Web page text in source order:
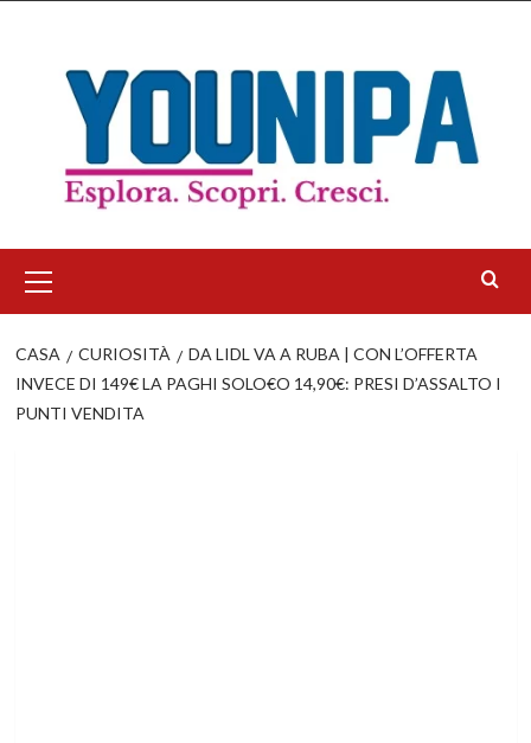
contenuto
principale
CASA CURIOSITÀ
DA LIDL VA A RUBA | CON L’OFFERTA
INVECE DI 149€ LA PAGHI SOLO€O 14,90€: PRESI D’ASSALTO I
PUNTI VENDITA